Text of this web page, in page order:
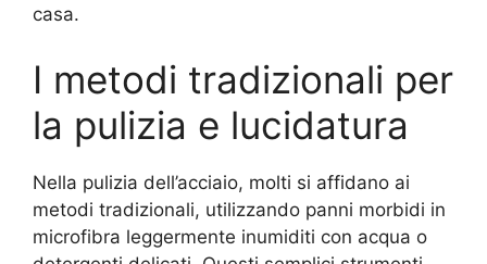
casa.
I metodi tradizionali per
la pulizia e lucidatura
Nella pulizia dell’acciaio, molti si affidano ai
metodi tradizionali, utilizzando panni morbidi in
microfibra leggermente inumiditi con acqua o